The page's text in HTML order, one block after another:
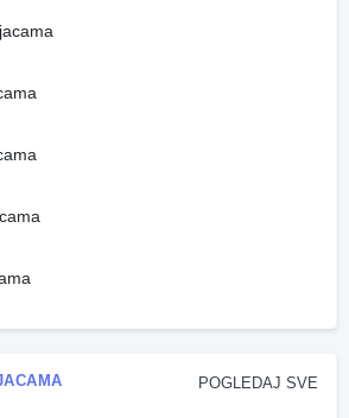
POGLEDAJ SVE